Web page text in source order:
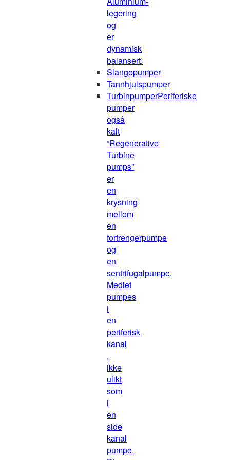
legering
og
er
dynamisk
balansert.
Slangepumper
Tannhjulspumper
TurbinpumperPeriferiske
pumper
også
kalt
“Regenerative
Turbine
pumps”
er
en
krysning
mellom
en
fortrengerpumpe
og
en
sentrifugalpumpe.
Mediet
pumpes
i
en
periferisk
kanal
,
ikke
ulikt
som
i
en
side
kanal
pumpe.